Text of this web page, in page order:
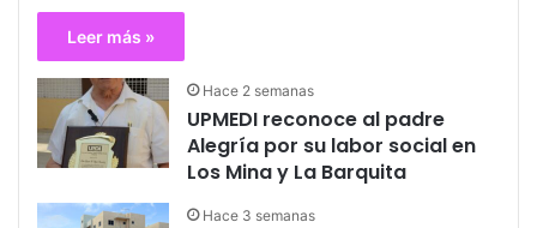
Leer más »
Hace 2 semanas
UPMEDI reconoce al padre
Alegría por su labor social en
Los Mina y La Barquita
Hace 3 semanas